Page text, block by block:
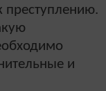
преступлению.
и